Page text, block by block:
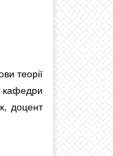
теорії
кафедри
доцент